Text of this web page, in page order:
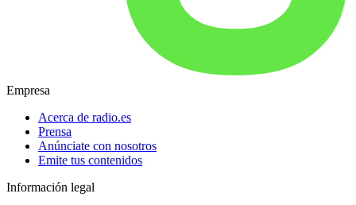
Empresa
Acerca de radio.es
Prensa
Anúnciate con nosotros
Emite tus contenidos
Información legal